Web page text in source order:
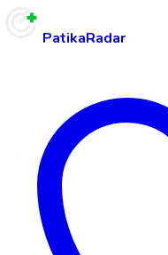
PatikaRadar